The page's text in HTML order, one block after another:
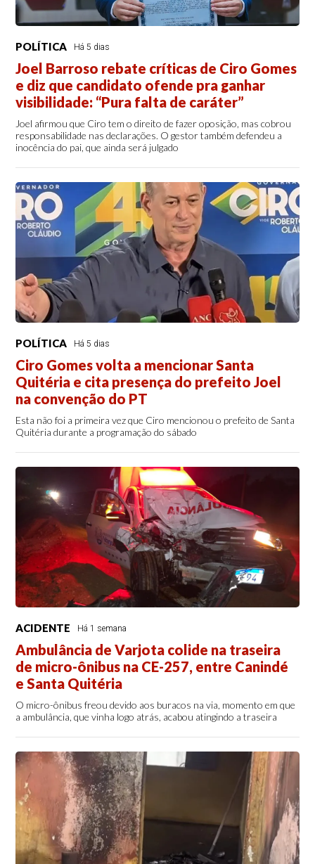
POLÍTICA Há 5 dias
Joel Barroso rebate críticas de Ciro Gomes
e diz que candidato ofende pra ganhar
visibilidade: “Pura falta de caráter”
Joel afirmou que Ciro tem o direito de fazer oposição, mas cobrou
responsabilidade nas declarações. O gestor também defendeu a
inocência do pai, que ainda será julgado
POLÍTICA Há 5 dias
Ciro Gomes volta a mencionar Santa
Quitéria e cita presença do prefeito Joel
na convenção do PT
Esta não foi a primeira vez que Ciro mencionou o prefeito de Santa
Quitéria durante a programação do sábado
ACIDENTE Há 1 semana
Ambulância de Varjota colide na traseira
de micro-ônibus na CE-257, entre Canindé
e Santa Quitéria
O micro-ônibus freou devido aos buracos na via, momento em que
a ambulância, que vinha logo atrás, acabou atingindo a traseira